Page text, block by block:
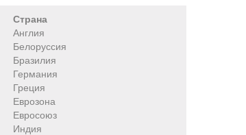
Страна
Англия
Белоруссия
Бразилия
Германия
Греция
Еврозона
Евросоюз
Индия